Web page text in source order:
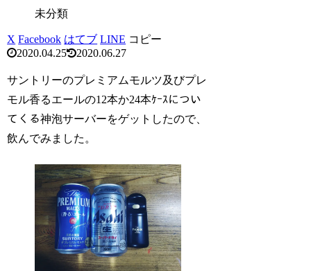
未分類
X Facebook はてブ LINE コピー
2020.04.25
2020.06.27
サントリーのプレミアムモルツ及びプレ
モル香るエールの12本か24本ｹｰｽについ
てくる神泡サーバーをゲットしたので、
飲んでみました。